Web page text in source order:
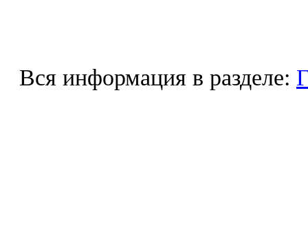
Вся информация в разделе: